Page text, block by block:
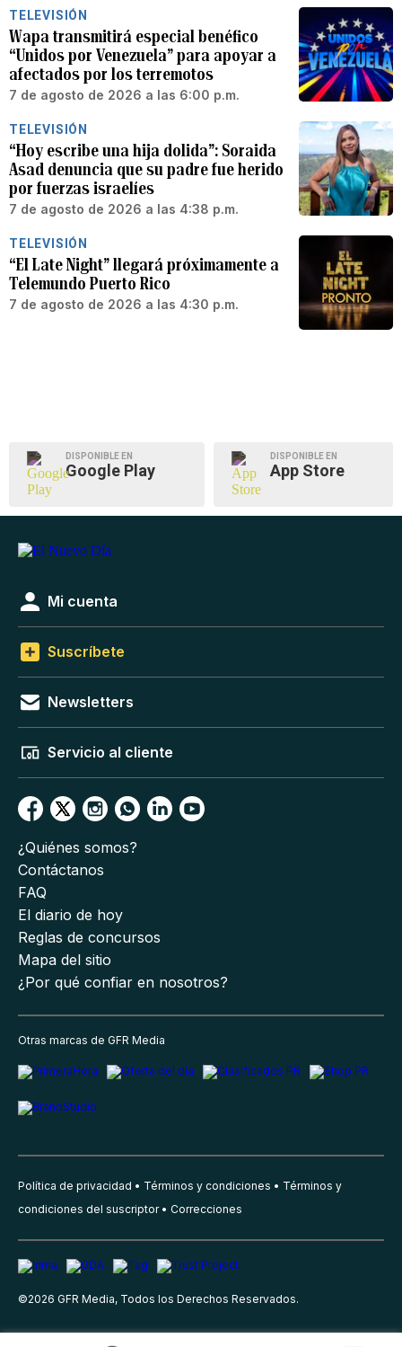
TELEVISIÓN
Wapa transmitirá especial benéfico
“Unidos por Venezuela” para apoyar a
afectados por los terremotos
7 de agosto de 2026 a las 6:00 p.m.
TELEVISIÓN
“Hoy escribe una hija dolida”: Soraida
Asad denuncia que su padre fue herido
por fuerzas israelíes
7 de agosto de 2026 a las 4:38 p.m.
TELEVISIÓN
“El Late Night” llegará próximamente a
Telemundo Puerto Rico
7 de agosto de 2026 a las 4:30 p.m.
DISPONIBLE EN
Google Play
DISPONIBLE EN
App Store
Mi cuenta
Suscríbete
Newsletters
Servicio al cliente
¿Quiénes somos?
Contáctanos
FAQ
El diario de hoy
Reglas de concursos
Mapa del sitio
¿Por qué confiar en nosotros?
Otras marcas de GFR Media
Política de privacidad Términos y condiciones
Términos y
condiciones del suscriptor
Correcciones
©2026 GFR Media, Todos los Derechos Reservados.